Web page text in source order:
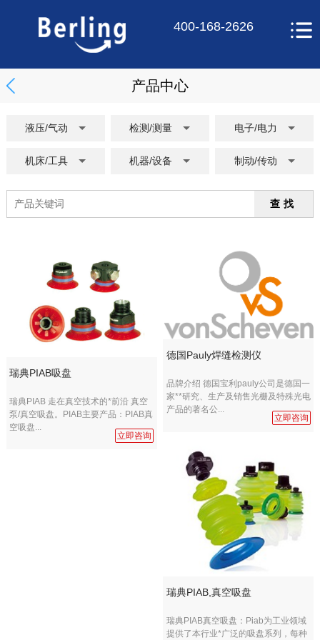
400-168-2626
产品中心
液压/气动 检测/测量 电子/电力
机床/工具 机器/设备 制动/传动
查找
瑞典PIAB吸盘
瑞典PIAB 走在真空技术的*前沿 真空
泵/真空吸盘。PIAB主要产品：PIAB真
空吸盘...
立即咨询
德国Pauly焊缝检测仪
品牌介绍 德国宝利pauly公司是德国一
家**研究、生产及销售光栅及特殊光电
产品的著名公...
立即咨询
瑞典PIAB,真空吸盘
瑞典PIAB真空吸盘：Piab为工业领域
提供了本行业*广泛的吸盘系列，每种